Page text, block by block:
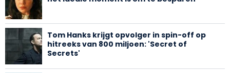
Tom Hanks krijgt opvolger in spin-off op
hitreeks van 800 miljoen: 'Secret of
Secrets'